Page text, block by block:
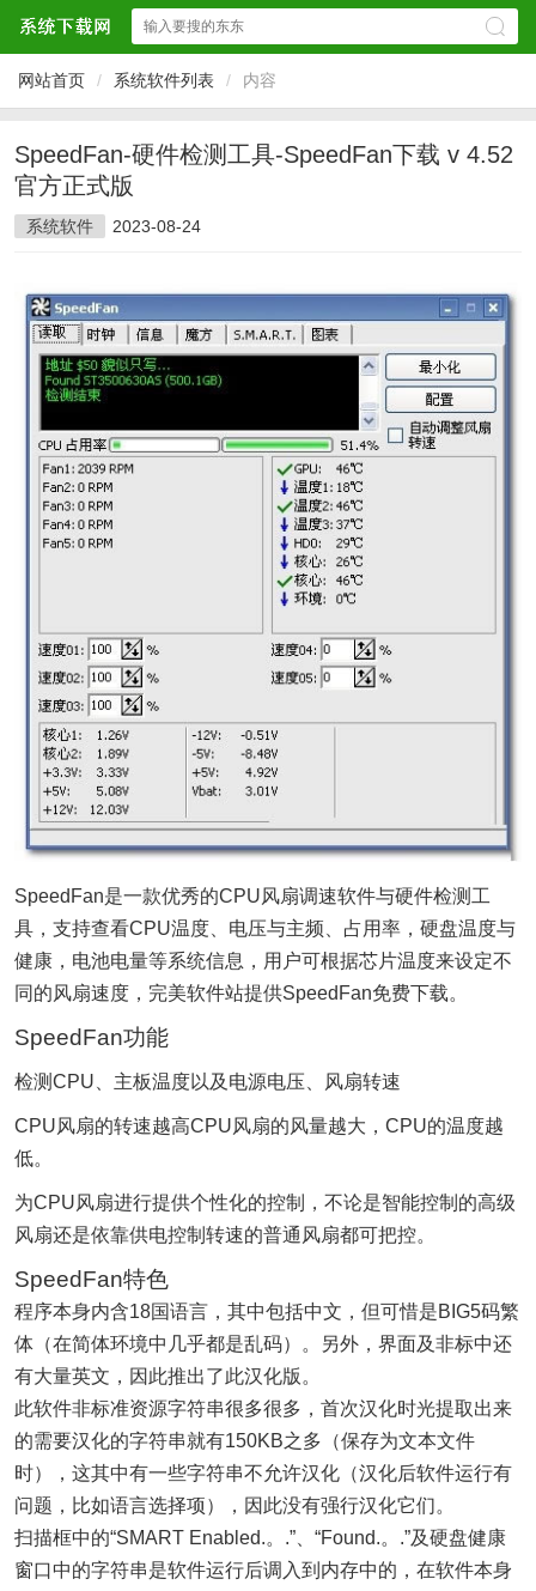
网站首页 / 系统软件列表 / 内容
SpeedFan-硬件检测工具-SpeedFan下载 v 4.52
官方正式版
系统软件 2023-08-24
SpeedFan是一款优秀的CPU风扇调速软件与硬件检测工
具，支持查看CPU温度、电压与主频、占用率，硬盘温度与
健康，电池电量等系统信息，用户可根据芯片温度来设定不
同的风扇速度，完美软件站提供SpeedFan免费下载。
SpeedFan功能
检测CPU、主板温度以及电源电压、风扇转速
CPU风扇的转速越高CPU风扇的风量越大，CPU的温度越
低。
为CPU风扇进行提供个性化的控制，不论是智能控制的高级
风扇还是依靠供电控制转速的普通风扇都可把控。
SpeedFan特色
程序本身内含18国语言，其中包括中文，但可惜是BIG5码繁
体（在简体环境中几乎都是乱码）。另外，界面及非标中还
有大量英文，因此推出了此汉化版。
此软件非标准资源字符串很多很多，首次汉化时光提取出来
的需要汉化的字符串就有150KB之多（保存为文本文件
时），这其中有一些字符串不允许汉化（汉化后软件运行有
问题，比如语言选择项），因此没有强行汉化它们。
扫描框中的“SMART Enabled.。.”、“Found.。.”及硬盘健康
窗口中的字符串是软件运行后调入到内存中的，在软件本身